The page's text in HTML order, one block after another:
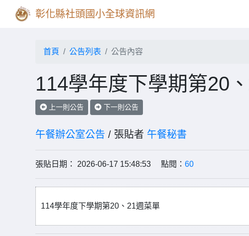
彰化縣社頭國小全球資訊網
首頁 公告列表 公告內容
114學年度下學期第20
上一則公告 下一則公告
午餐辦公室公告 / 張貼者 午餐秘書
張貼日期： 2026-06-17 15:48:53 點閱： 60
114學年度下學期第20、21週菜單